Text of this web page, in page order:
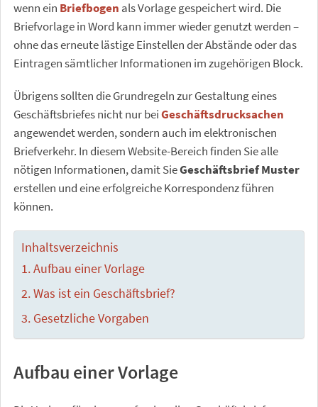
wenn ein Briefbogen als Vorlage gespeichert wird. Die
Briefvorlage in Word kann immer wieder genutzt werden –
ohne das erneute lästige Einstellen der Abstände oder das
Eintragen sämtlicher Informationen im zugehörigen Block.
Übrigens sollten die Grundregeln zur Gestaltung eines
Geschäftsbriefes nicht nur beiGeschäftsdrucksachen
angewendet werden, sondern auch im elektronischen
Briefverkehr. In diesem Website-Bereich finden Sie alle
nötigen Informationen, damit SieGeschäftsbrief Muster
erstellen und eine erfolgreiche Korrespondenz führen
können.
Inhaltsverzeichnis
Aufbau einer Vorlage
Was ist ein Geschäftsbrief?
Gesetzliche Vorgaben
Aufbau einer Vorlage